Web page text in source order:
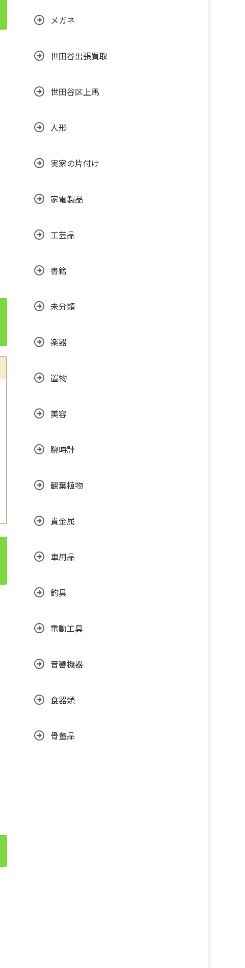
メガネ
世田谷出張買取
世田谷区上馬
人形
実家の片付け
家電製品
工芸品
書籍
未分類
楽器
置物
美容
腕時計
観葉植物
貴金属
車用品
釣具
電動工具
音響機器
食器類
骨董品